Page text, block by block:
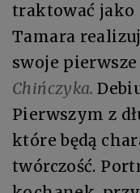
traktować jako
Tamara
swoje
Chińczyka.
Pierwszym z
które będą
twórczość.